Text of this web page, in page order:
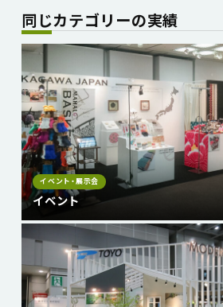
同じカテゴリーの実績
イベント・展示会
イベント